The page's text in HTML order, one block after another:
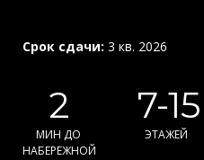
7-15
2
ЭТАЖЕЙ
МИН ДО
НАБЕРЕЖНОЙ
Срок сдачи: 3 кв. 2026